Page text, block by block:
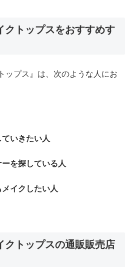
クトップスをおすすめす
ップス』は、次のような人にお
いきたい人
を探している人
イクしたい人
クトップスの通販販売店